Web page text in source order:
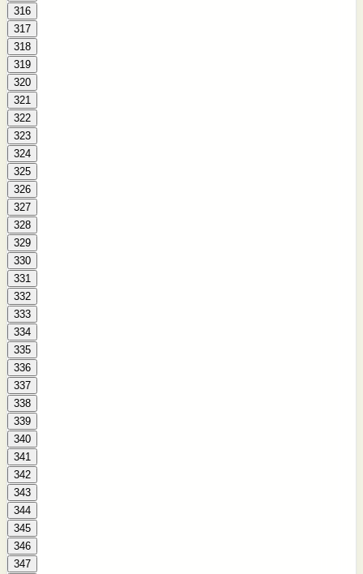
316
317
318
319
320
321
322
323
324
325
326
327
328
329
330
331
332
333
334
335
336
337
338
339
340
341
342
343
344
345
346
347